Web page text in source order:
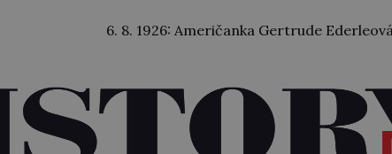
6. 8. 1926: Američanka Gertrude Ederleová jako